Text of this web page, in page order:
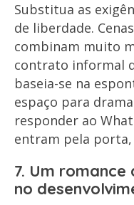
Substitua as
de liberdade.
combinam muito
contrato informal
baseia-se na
espaço para
responder ao
entram pela porta,
7. Um
no